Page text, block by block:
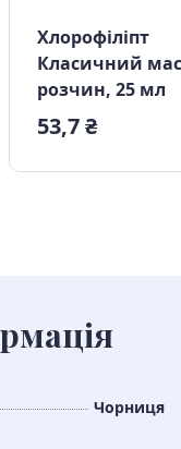
Хлорофіліпт
Класичний
розчин, 25 мл
53,7 ₴
Чорниця